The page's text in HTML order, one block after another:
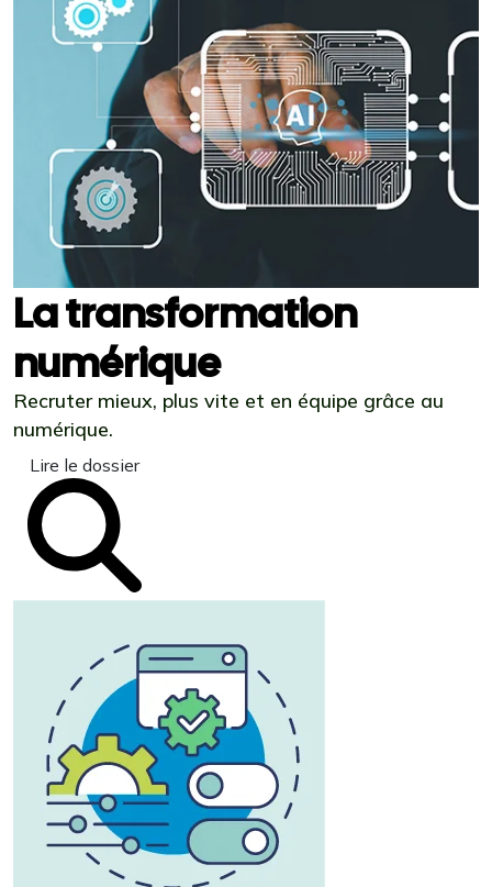
La transformation
numérique
Recruter mieux, plus vite et en équipe grâce au
numérique.
Lire le dossier